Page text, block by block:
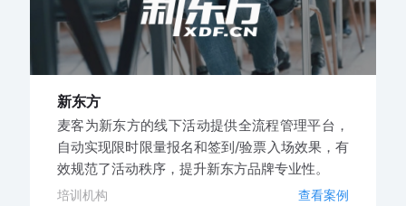
新东方
麦客为新东方的线下活动提供全流程管理平台，
自动实现限时限量报名和签到/验票入场效果，有
效规范了活动秩序，提升新东方品牌专业性。
培训机构 查看案例